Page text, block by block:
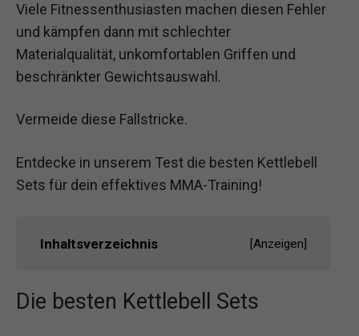
Viele Fitnessenthusiasten machen diesen Fehler
und kämpfen dann mit schlechter
Materialqualität, unkomfortablen Griffen und
beschränkter Gewichtsauswahl.
Vermeide diese Fallstricke.
Entdecke in unserem Test die besten Kettlebell
Sets für dein effektives MMA-Training!
Inhaltsverzeichnis [Anzeigen]
Die besten Kettlebell Sets